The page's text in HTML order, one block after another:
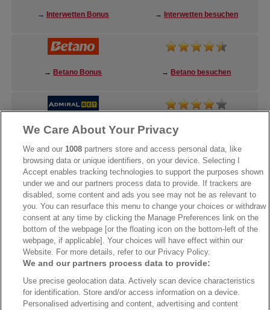
→ Interwetten Bonus → Interwetten besuchen
→ Betano Bonus → Betano besuchen
→AdmiralBet Bonus →AdmiralBet besuchen
→Bwin Bonus →Bwin besuchen
We Care About Your Privacy
We and our1008 partners store and access personal data, like
browsing data or unique identifiers, on your device. Selecting I
Accept enables tracking technologies to support the purposes shown
under we and our partners process data to provide. If trackers are
disabled, some content and ads you see may not be as relevant to
you. You can resurface this menu to change your choices or withdraw
consent at any time by clicking the Manage Preferences link on the
bottom of the webpage [or the floating icon on the bottom-left of the
webpage, if applicable]. Your choices will have effect within our
Website. For more details, refer to our Privacy Policy.
We and our partners process data to provide:
Use precise geolocation data. Actively scan device characteristics
for identification. Store and/or access information on a device.
Personalised advertising and content, advertising and content